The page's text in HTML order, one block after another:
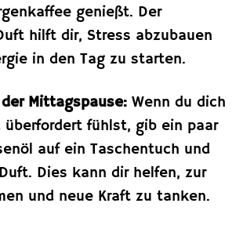
genießt. Der
hilft dir, Stress abzubauen
in den Tag zu starten.
Mittagspause: Wenn du dich
fühlst, gib ein paar
auf ein Taschentuch und
Dies kann dir helfen, zur
und neue Kraft zu tanken.